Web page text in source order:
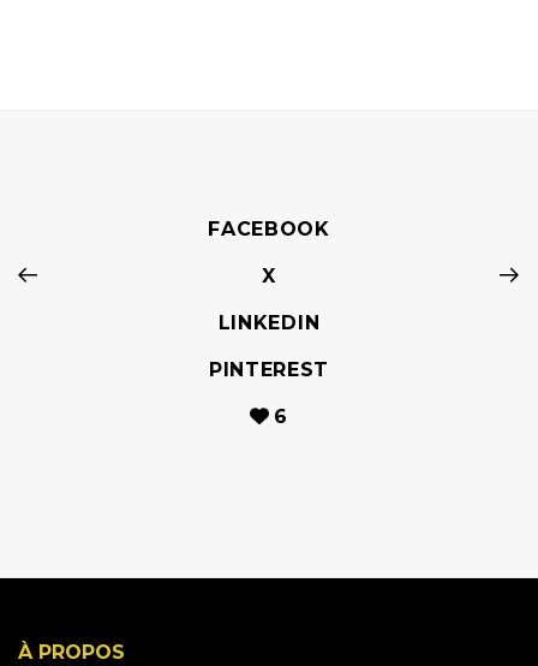
FACEBOOK
X
LINKEDIN
PINTEREST
6
À PROPOS